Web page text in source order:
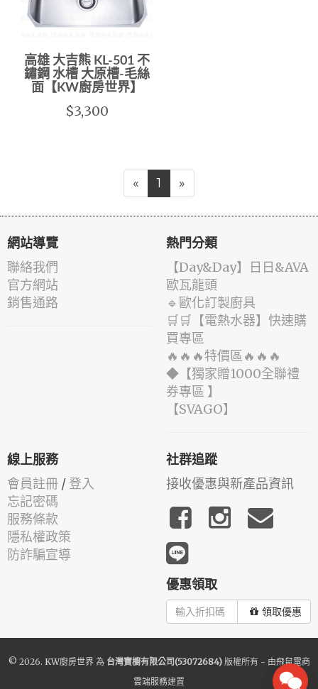
高雄 大吉熊 KL-501 不
鏽鋼 水槽 大原槽-毛絲
面【KW廚房世界】
$3,300
« 1 »
網站導覽
聯絡我們
官方網站
銷售通路
熱門分類
️【Day&Day】️日日&AVA
歐瓦龍頭
🔹歐化訂製廚具
🛒🛒【電熱水器】快速購
買專區
🔥🔥🔥特價區🔥🔥🔥
◆【獨家贈1000全聯禮
券專區 】
️【SVAGO】️
線上服務
會員註冊 / 登入
忘記密碼
服務條款
隱私權政策
防詐騙宣導
社群追蹤
接收優惠與新產品資訊
優惠領取
領取優惠
© 2026. KW廚房世界為 台灣寶櫥有限公司(53072684)版權所有 - 由飛鼠電商
雲端服務建置